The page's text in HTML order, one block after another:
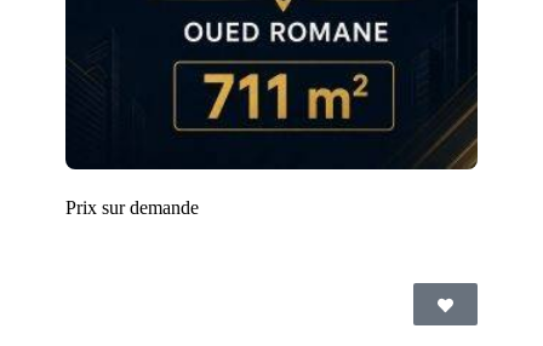
Prix sur demande